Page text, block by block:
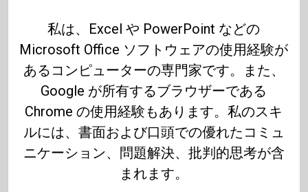
私は、Excel や PowerPoint などの
Microsoft Office ソフトウェアの使用経験が
あるコンピューターの専門家です。また、
Google が所有するブラウザーである
Chrome の使用経験もあります。私のスキ
ルには、書面および口頭での優れたコミュ
ニケーション、問題解決、批判的思考が含
まれます。